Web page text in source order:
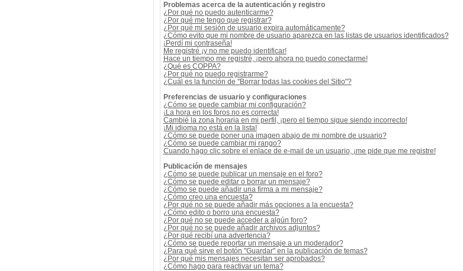
Problemas acerca de la autenticación y registro
¿Por qué no puedo autenticarme?
¿Por qué me tengo que registrar?
¿Por qué mi sesión de usuario expira automáticamente?
¿Cómo evito que mi nombre de usuario aparezca en las listas de usuarios identificados?
¡Perdí mi contraseña!
Me registré ¡y no me puedo identificar!
Hace un tiempo me registré, ¡pero ahora no puedo conectarme!
¿Qué es COPPA?
¿Por qué no puedo registrarme?
¿Cuál es la función de "Borrar todas las cookies del Sitio"?
Preferencias de usuario y configuraciones
¿Cómo se puede cambiar mi configuración?
¡La hora en los foros no es correcta!
Cambié la zona horaria en mi perfil, ¡pero el tiempo sigue siendo incorrecto!
¡Mi idioma no está en la lista!
¿Cómo se puede poner una imagen abajo de mi nombre de usuario?
¿Cómo se puede cambiar mi rango?
Cuando hago clic sobre el enlace de e-mail de un usuario, ¡me pide que me registre!
Publicación de mensajes
¿Cómo se puede publicar un mensaje en el foro?
¿Cómo se puede editar o borrar un mensaje?
¿Cómo se puede añadir una firma a mi mensaje?
¿Cómo creo una encuesta?
¿Por qué no se puede añadir más opciones a la encuesta?
¿Cómo edito o borro una encuesta?
¿Por qué no se puede acceder a algún foro?
¿Por qué no se puede añadir archivos adjuntos?
¿Por qué recibí una advertencia?
¿Cómo se puede reportar un mensaje a un moderador?
¿Para qué sirve el botón "Guardar" en la publicación de temas?
¿Por qué mis mensajes necesitan ser aprobados?
¿Cómo hago para reactivar un tema?